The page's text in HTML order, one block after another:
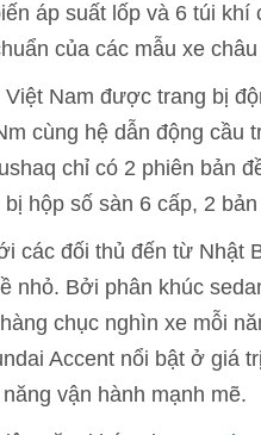
áp suất lốp và 6 túi
của các mẫu xe
Nam được trang bị
cùng hệ dẫn động cầu
chỉ có 2 phiên bản
hộp số sàn 6 cấp, 2
các đối thủ đến từ Nhật
nhỏ. Bởi phân khúc
chục nghìn xe mỗi
Accent nổi bật ở giá
vận hành mạnh mẽ.